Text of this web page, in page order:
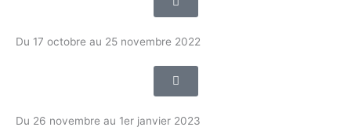
Du 17 octobre au 25 novembre 2022
Du 26 novembre au 1er janvier 2023